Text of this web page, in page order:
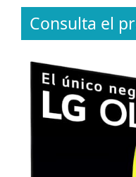
Consulta el